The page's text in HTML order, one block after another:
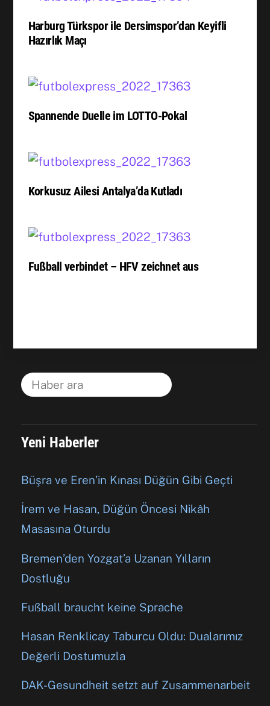
Harburg Türkspor ile Dersimspor’dan Keyifli
Hazırlık Maçı
Spannende Duelle im LOTTO-Pokal
Korkusuz Ailesi Antalya’da Kutladı
Fußball verbindet – HFV zeichnet aus
Yeni Haberler
Büşra ve Eren’in Kınası Düğün Gibi Geçti
İrem ve Hasan, Düğün Öncesi Nikâh
Masasına Oturdu
Bremen’den Yozgat’a Uzanan Yılların
Dostluğu
Fußball braucht keine Sprache
Hasan Renklicay Taburcu Oldu: Dualarımız
Değerli Dostumuzla
DAK-Gesundheit setzt auf Zusammenarbeit